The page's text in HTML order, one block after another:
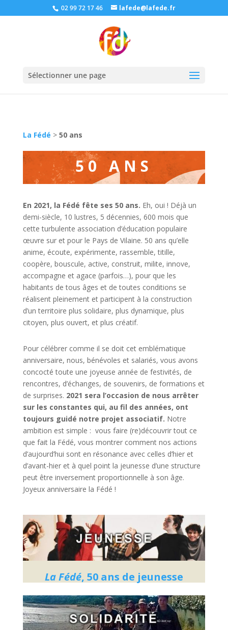
02 99 72 17 46 lafede@lafede.fr
Sélectionner une page
La Fédé > 50 ans
50 ANS
En 2021, la Fédé fête ses 50 ans. Eh, oui ! Déjà un
demi-siècle, 10 lustres, 5 décennies, 600 mois que
cette turbulente association d’éducation populaire
œuvre sur et pour le Pays de Vilaine. 50 ans qu’elle
anime, écoute, expérimente, rassemble, titille,
coopère, bouscule, active, construit, milite, innove,
accompagne et agace (parfois…), pour que les
habitants de tous âges et de toutes conditions se
réalisent pleinement et participent à la construction
d’un territoire plus solidaire, plus dynamique, plus
citoyen, plus ouvert, et plus créatif.
Pour célébrer comme il se doit cet emblématique
anniversaire, nous, bénévoles et salariés, vous avons
concocté toute une joyeuse année de festivités, de
rencontres, d’échanges, de souvenirs, de formations et
de surprises. 2021 sera l’occasion de nous arrêter
sur les constantes qui, au fil des années, ont
toujours guidé notre projet associatif. Notre
ambition est simple : vous faire (re)découvrir tout ce
que fait la Fédé, vous montrer comment nos actions
d’aujourd’hui sont en résonance avec celles d’hier et
d’avant-hier et à quel point la jeunesse d’une structure
peut être inversement proportionnelle à son âge.
Joyeux anniversaire la Fédé !
La Fédé, 50 ans de jeunesse